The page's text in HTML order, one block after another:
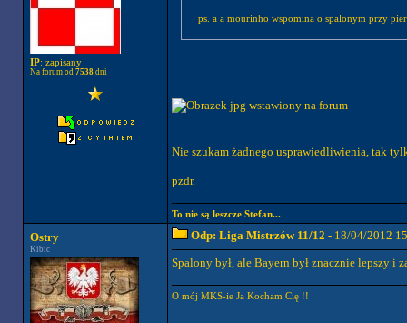
IP: zapisany
Na forum od 7538dni
ps. a a mourinho wspomina o spalonym przy
Nie szukam żadnego usprawiedliwienia, tak
pzdr.
To nie są leszcze Stefan...
Ostry
Kibic
Odp: Liga Mistrzów 11/12 - 18/04/2012
Spalony był, ale Bayern był znacznie lepszy i
O mój MKS-ie Ja Kocham Cię !!